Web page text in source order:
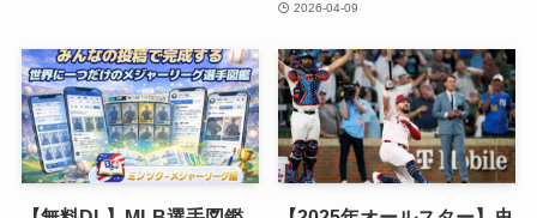
2026-04-09